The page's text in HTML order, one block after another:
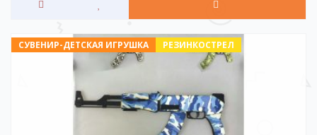
РЕЗИНКОСТРЕЛ
СУВЕНИР-ДЕТСКАЯ ИГРУШКА